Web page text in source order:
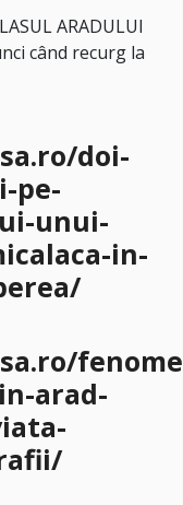
ARADULUI
când recurg la
doi-
pe-
unui-
in-
arad-